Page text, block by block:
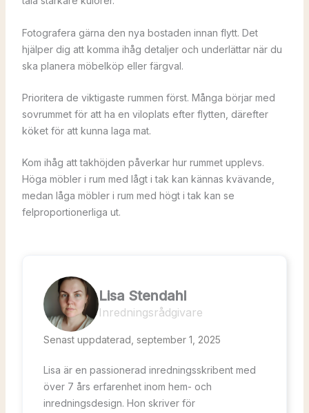
Fotografera gärna den nya bostaden innan flytt. Det
hjälper dig att komma ihåg detaljer och underlättar när du
ska planera möbelköp eller färgval.
Prioritera de viktigaste rummen först. Många börjar med
sovrummet för att ha en viloplats efter flytten, därefter
köket för att kunna laga mat.
Kom ihåg att takhöjden påverkar hur rummet upplevs.
Höga möbler i rum med lågt i tak kan kännas kvävande,
medan låga möbler i rum med högt i tak kan se
felproportionerliga ut.
Lisa Stendahl
Inredningsrådgivare
Senast uppdaterad, september 1, 2025
Lisa är en passionerad inredningsskribent med
över 7 års erfarenhet inom hem- och
inredningsdesign. Hon skriver för